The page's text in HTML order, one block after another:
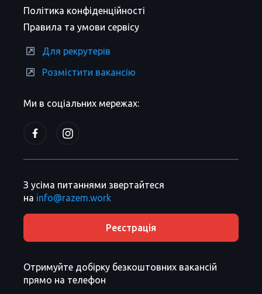
Ми в соціальних мережах:
Політика конфіденційності
Правила та умови сервісу
Для рекрутерів
Розмістити вакансію
З усіма питаннями звертайтеся
на info@razem.work
Реєстрація
Отримуйте добірку безкоштовних вакансій
прямо на телефон